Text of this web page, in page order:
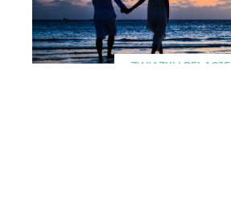
ZWIĄZKI I RELACJE